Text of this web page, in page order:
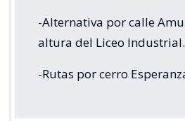
-Alternativa por calle
altura del Liceo Industrial.
-Rutas por cerro